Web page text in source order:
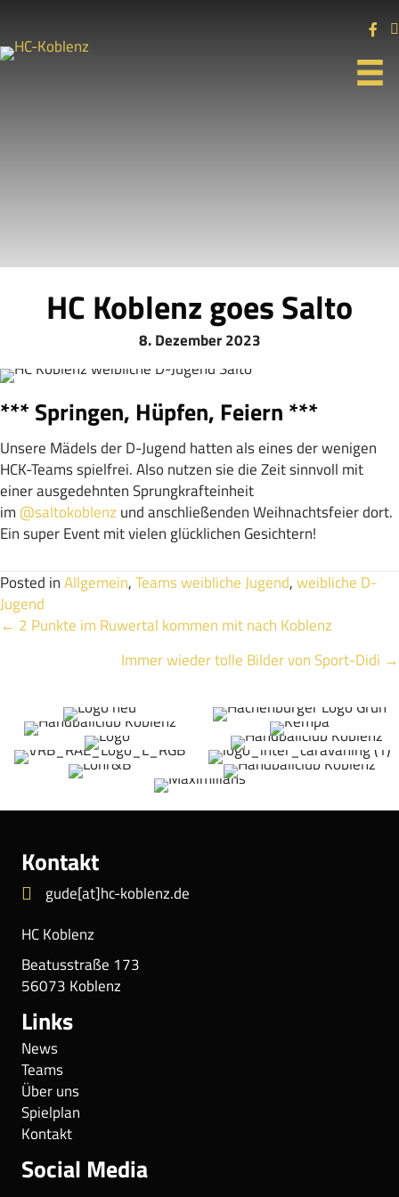
HC Koblenz goes Salto
8. Dezember 2023
*** Springen, Hüpfen, Feiern ***
Unsere Mädels der D-Jugend hatten als eines der wenigen
HCK-Teams spielfrei. Also nutzen sie die Zeit sinnvoll mit
einer ausgedehnten Sprungkrafteinheit
im @saltokoblenz und anschließenden Weihnachtsfeier dort.
Ein super Event mit vielen glücklichen Gesichtern!
Posted inAllgemein,Teams weibliche Jugend,weibliche D-
Jugend
Posts
navigation
← 2 Punkte im Ruwertal kommen mit nach Koblenz
Immer wieder tolle Bilder von Sport-Didi →
Kontakt
gude[at]hc-koblenz.de
HC Koblenz
Beatusstraße 173
56073 Koblenz
Links
News
Teams
Über uns
Spielplan
Kontakt
Social Media